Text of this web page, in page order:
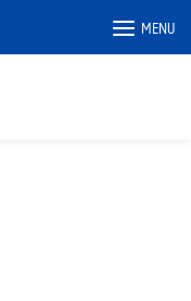
MENU
ประสบการณ์ที่เกี่ยวข้อง
ชมซ้ำ การคลิก "ยอมรับ"